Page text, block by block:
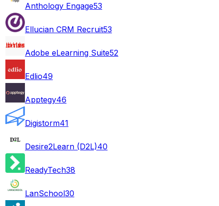
Anthology Engage53
Ellucian CRM Recruit53
Adobe eLearning Suite52
Edlio49
Apptegy46
Digistorm41
Desire2Learn (D2L)40
ReadyTech38
LanSchool30